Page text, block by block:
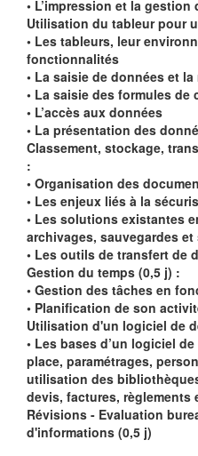
• L’impression et la
Utilisation du tableur pour
• Les tableurs, leur
fonctionnalités
• La saisie de données et
• La saisie des formules de
• L’accès aux données
• La présentation des
Classement, stockage,
:
• Organisation des
• Les enjeux liés à la
• Les solutions existantes
archivages, sauvegardes
• Les outils de transfert de
Gestion du temps (0,5 j) :
• Gestion des tâches en
• Planification de son
Utilisation d'un logiciel de
• Les bases d’un logiciel
place, paramétrages,
utilisation des
devis, factures, règlements
Révisions - Evaluation
d'informations (0,5 j)